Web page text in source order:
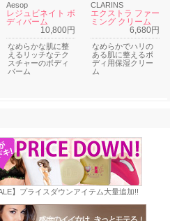
Aesop
レジュビネイト ボ
ディバーム
10,800円
なめらかな肌に整
えるリッチなテク
スチャーのボディ
バーム
CLARINS
エクストラ ファー
ミング クリーム
6,680円
なめらかでハリの
ある肌に整えるボ
ディ用保湿クリー
ム
】プライスダウンアイテム大量追加!!